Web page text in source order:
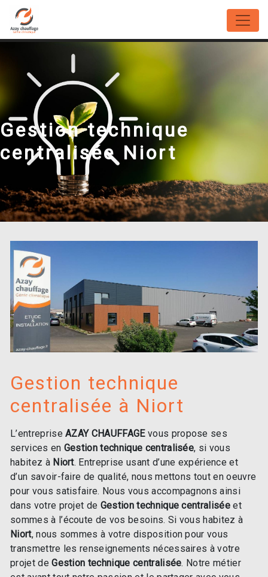
Panneau de gestion des cookies
Gestion technique
centralisée Niort
Gestion technique
centralisée à Niort
L’entrepriseAZAY CHAUFFAGEvous propose ses
services en Gestion technique centralisée, si vous
habitez à Niort. Entreprise usant d’une expérience et
d’un savoir-faire de qualité, nous mettons tout en oeuvre
pour vous satisfaire. Nous vous accompagnons ainsi
dans votre projet de Gestion technique centralisée et
sommes à l’écoute de vos besoins. Si vous habitez à
Niort, nous sommes à votre disposition pour vous
transmettre les renseignements nécessaires à votre
projet deGestion technique centralisée. Notre métier